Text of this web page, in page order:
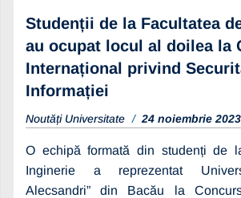
Studenții de la Facultatea
au ocupat locul al doilea la
Internațional privind
Informației
Noutăți Universitate 24 noiembrie 2023
O echipă formată din studenți de
Inginerie a reprezentat
Alecsandri” din Bacău la